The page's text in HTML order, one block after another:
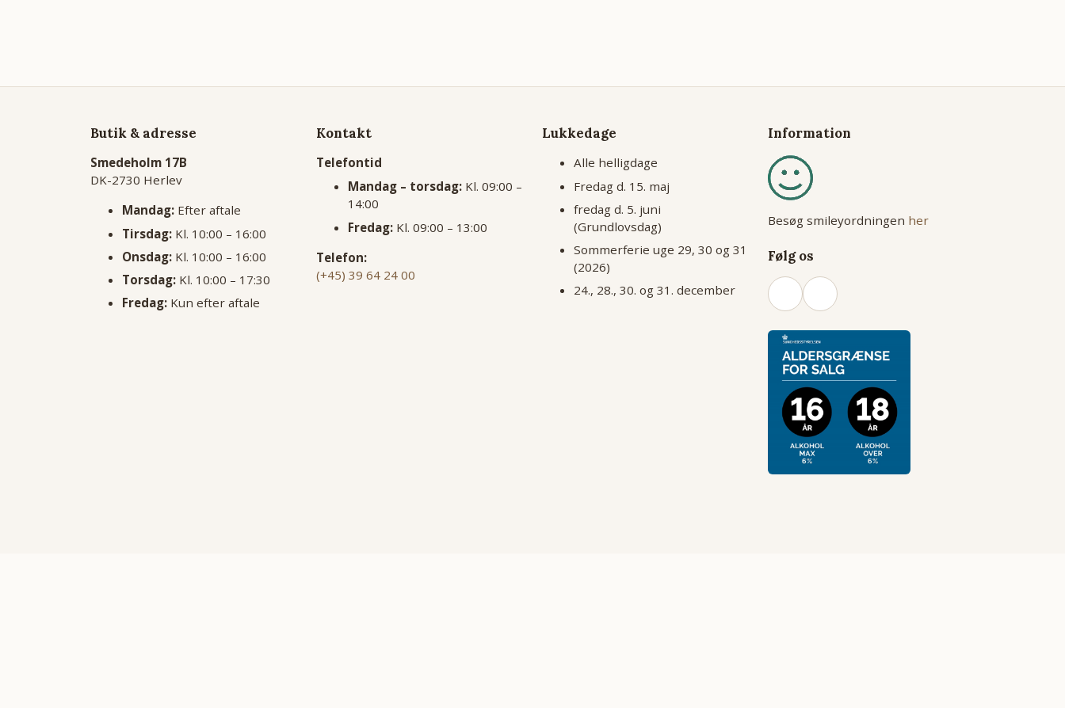
Butik & adresse
Smedeholm 17B
DK-2730 Herlev
Mandag: Efter aftale
Tirsdag: Kl. 10:00 – 16:00
Onsdag: Kl. 10:00 – 16:00
Torsdag: Kl. 10:00 – 17:30
Fredag: Kun efter aftale
Kontakt
Telefontid
Mandag – torsdag: Kl. 09:00 –
14:00
Fredag: Kl. 09:00 – 13:00
Telefon:
(+45) 39 64 24 00
Lukkedage
Alle helligdage
Fredag d. 15. maj
fredag d. 5. juni
(Grundlovsdag)
Sommerferie uge 29, 30 og 31
(2026)
24., 28., 30. og 31. december
Information
Besøg smileyordningen her
Følg os